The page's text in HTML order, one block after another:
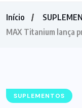
Início
MAX Titanium lança
SUPLEMENTOS